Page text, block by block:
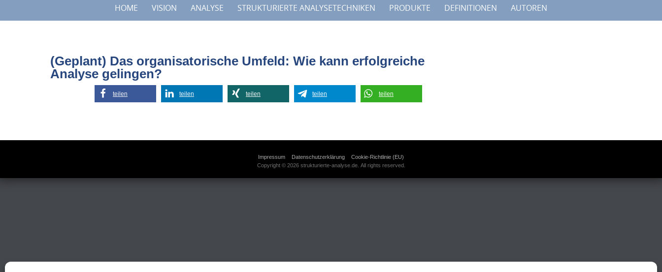
HOME VISION ANALYSE STRUKTURIERTE ANALYSETECHNIKEN PRODUKTE DEFINITIONEN AUTOREN
(Geplant) Das organisatorische Umfeld: Wie kann erfolgreiche
Analyse gelingen?
teilen teilen teilen teilen teilen
Impressum Datenschutzerklärung
Cookie-Richtlinie (EU)
Copyright © 2026 strukturierte-analyse.de. All rights reserved.